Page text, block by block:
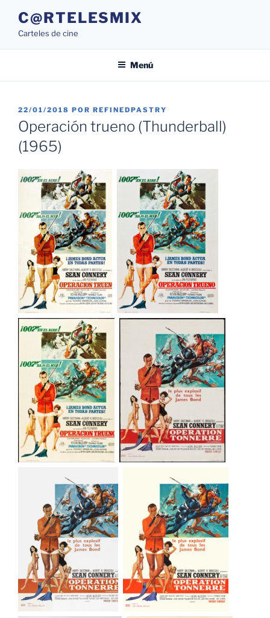
contenido
C@RTELESMIX
Carteles de cine
Menú
PUBLICADO
EL
22/01/2018 POR REFINEDPASTRY
Operación trueno (Thunderball)
(1965)